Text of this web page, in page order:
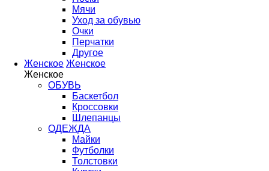
Мячи
Уход за обувью
Очки
Перчатки
Другое
Женское Женское
Женское
ОБУВЬ
Баскетбол
Кроссовки
Шлепанцы
ОДЕЖДА
Майки
Футболки
Толстовки